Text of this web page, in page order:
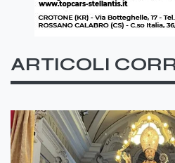
ARTICOLI